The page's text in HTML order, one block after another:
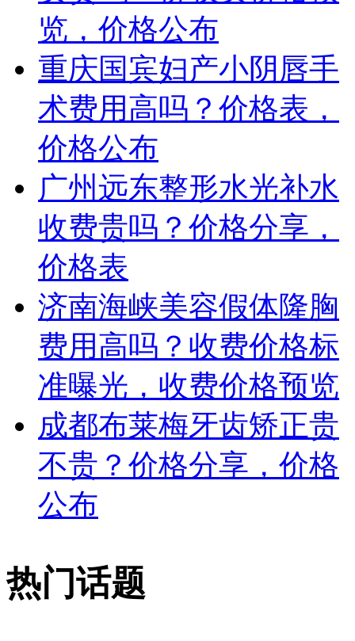
览，价格公布
重庆国宾妇产小阴唇手
术费用高吗？价格表，
价格公布
广州远东整形水光补水
收费贵吗？价格分享，
价格表
济南海峡美容假体隆胸
费用高吗？收费价格标
准曝光，收费价格预览
成都布莱梅牙齿矫正贵
不贵？价格分享，价格
公布
热门话题